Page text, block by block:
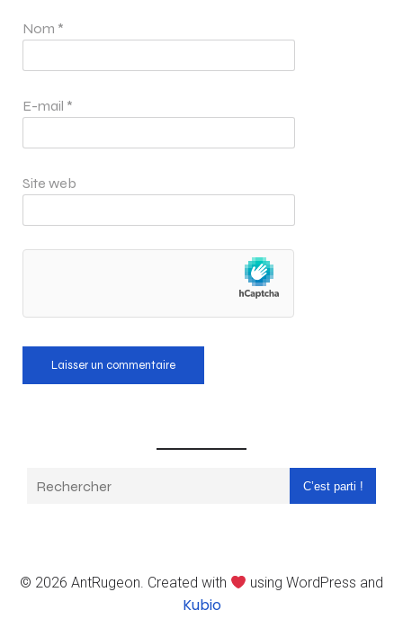
Nom *
E-mail *
Site web
C’est parti !
© 2026 AntRugeon. Created with using WordPress and
Kubio